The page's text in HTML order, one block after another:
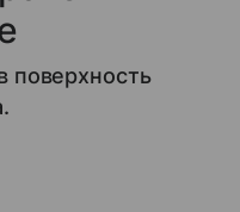
поверхность